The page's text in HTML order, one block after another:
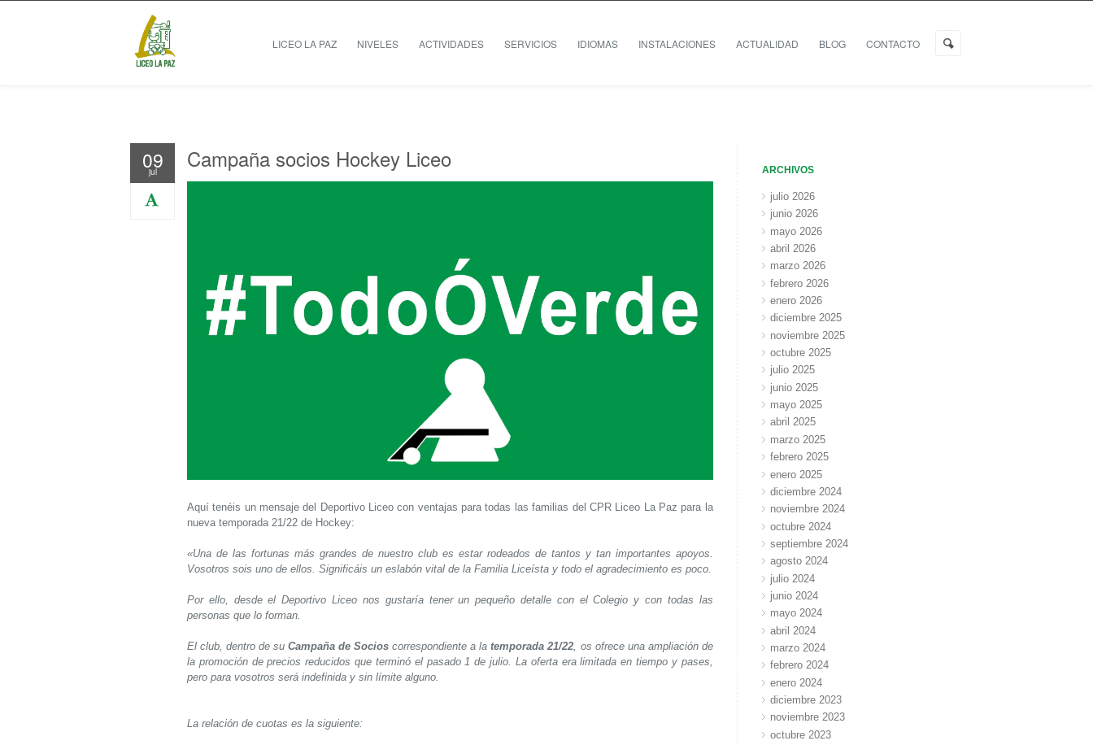
LICEO LA PAZ NIVELES ACTIVIDADES SERVICIOS IDIOMAS INSTALACIONES ACTUALIDAD BLOG CONTACTO
09
jul Campaña socios Hockey Liceo
Aquí tenéis un mensaje del Deportivo Liceo con ventajas para todas las familias del CPR Liceo La Paz para la
nueva temporada 21/22 de Hockey:
«Una de las fortunas más grandes de nuestro club es estar rodeados de tantos y tan importantes apoyos.
Vosotros sois uno de ellos. Significáis un eslabón vital de la Familia Liceísta y todo el agradecimiento es poco.
Por ello, desde el Deportivo Liceo nos gustaría tener un pequeño detalle con el Colegio y con todas las
personas que lo forman.
El club, dentro de suCampaña de Socios correspondiente a latemporada 21/22, os ofrece una ampliación de
la promoción de precios reducidos que terminó el pasado 1 de julio. La oferta era limitada en tiempo y pases,
pero para vosotros será indefinida y sin límite alguno.
La relación de cuotas es la siguiente:
ARCHIVOS
julio 2026
junio 2026
mayo 2026
abril 2026
marzo 2026
febrero 2026
enero 2026
diciembre 2025
noviembre 2025
octubre 2025
julio 2025
junio 2025
mayo 2025
abril 2025
marzo 2025
febrero 2025
enero 2025
diciembre 2024
noviembre 2024
octubre 2024
septiembre 2024
agosto 2024
julio 2024
junio 2024
mayo 2024
abril 2024
marzo 2024
febrero 2024
enero 2024
diciembre 2023
noviembre 2023
octubre 2023